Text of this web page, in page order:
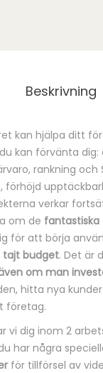
Beskrivning
kan hjälpa ditt
kan förvänta
rankning och
verkar
om de
för att börja
budget. Det är
om man
hitta nya
företag.
vi dig inom 2
har några
för tillförsel av